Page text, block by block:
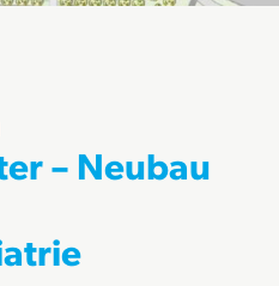
– Neubau